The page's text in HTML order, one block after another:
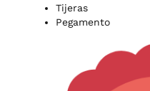
Tijeras
Pegamento